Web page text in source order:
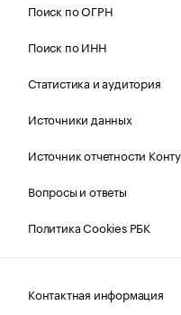
Поиск по ОГРН
Поиск по ИНН
Статистика и аудитория
Источники данных
Источник отчетности
Вопросы и ответы
Политика Cookies РБК
Контактная информация